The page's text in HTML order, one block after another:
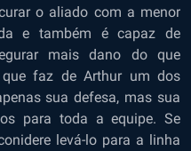
o aliado com a menor
e também é capaz de
mais dano do que
que faz de Arthur um dos
sua defesa, mas sua
para toda a equipe. Se
levá-lo para a linha